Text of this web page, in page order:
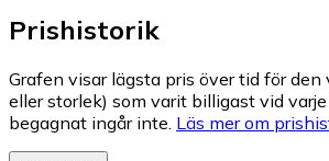
Prishistorik
Grafen visar lägsta pris över tid för den
eller storlek) som varit billigast vid
begagnat ingår inte. Läs mer om